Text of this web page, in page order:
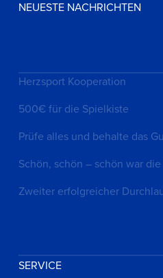
NEUESTE NACHRICHTEN
Herzsport Kooperation
500€ für die Spielkiste
Prüfe alles und behalte das
Schön, schön – schön war
Zweiter erfolgreicher
SERVICE